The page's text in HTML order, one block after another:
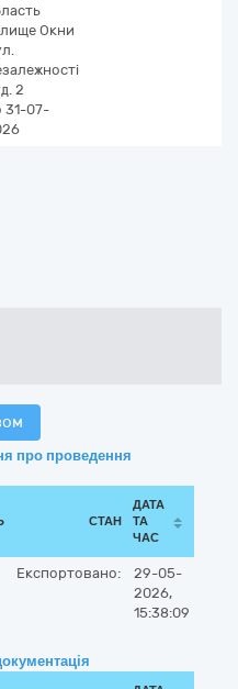
Окни
2
31-07-
про проведення
СТАН
ДАТА
ТА
ЧАС
Експортовано:
29-05-
2026,
15:38:09